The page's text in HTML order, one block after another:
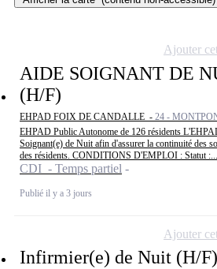
AIDE SOIGNANT DE
(H/F)
EHPAD FOIX DE CANDALLE - 24 -
EHPAD Public Autonome de 126 résidents
Soignant(e) de Nuit afin d'assurer la continuité des
des résidents. CONDITIONS D'EMPLOI : Statut :...
CDI - Temps partiel
Publié il y a 3 jours
Ajouter
Infirmier(e) de Nuit (H/F)
Ajouter